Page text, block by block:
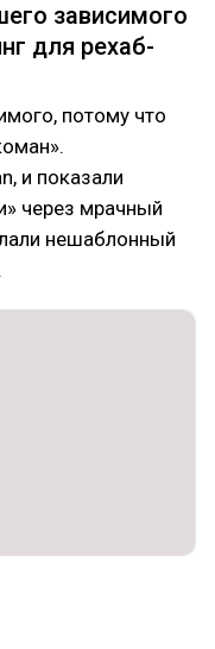
зависимого
для рехаб-
потому что
и показали
через мрачный
нешаблонный